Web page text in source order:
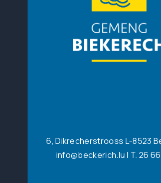
6, Dikrecherstrooss L-8523
info@beckerich.lu | T. 26